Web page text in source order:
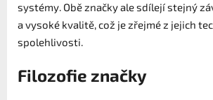
systémy. Obě značky ale sdílejí stejný
a vysoké kvalitě, což je zřejmé z jejich
spolehlivosti.
Filozofie značky